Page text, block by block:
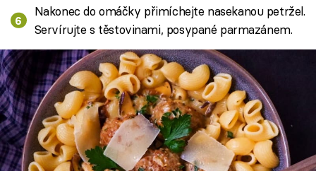
Nakonec do omáčky přimíchejte nasekanou petržel.
Servírujte s těstovinami, posypané parmazánem.